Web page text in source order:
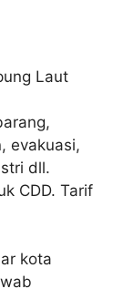
Laut
evakuasi,
dll.
CDD. Tarif
kota